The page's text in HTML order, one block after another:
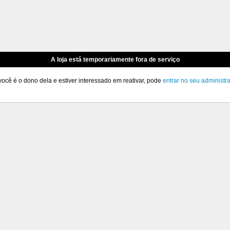
A loja está temporariamente fora de serviço
é o dono dela e estiver interessado em reativar, pode entrar no seu